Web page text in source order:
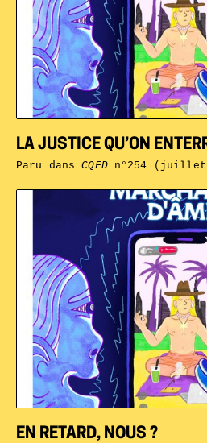
EN RETARD, NOUS ?
LA JUSTICE QU’ON
Paru dansCQFDn°254 (juillet-